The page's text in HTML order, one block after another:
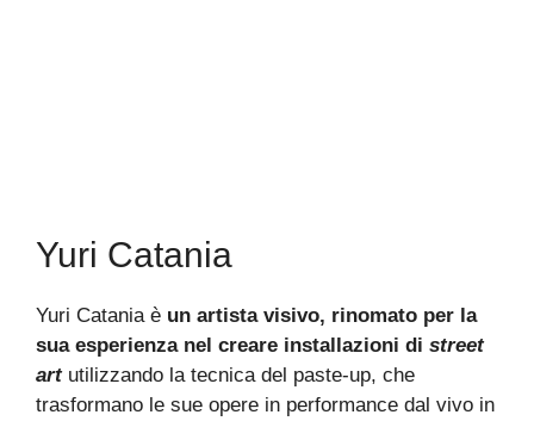
Yuri Catania
Yuri Catania è un artista visivo, rinomato per la
sua esperienza nel creare installazioni di street
artutilizzando la tecnica del paste-up, che
trasformano le sue opere in performance dal vivo in